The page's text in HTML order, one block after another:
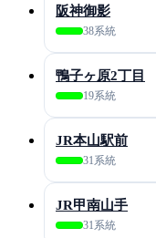
阪神御影
38系統
鴨子ヶ原2丁目
19系統
JR本山駅前
31系統
JR甲南山手
31系統